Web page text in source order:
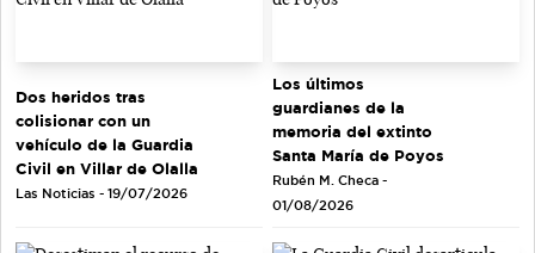
Dos heridos tras
colisionar con un
vehículo de la Guardia
Civil en Villar de Olalla
Las Noticias - 19/07/2026
Los últimos
guardianes de la
memoria del extinto
Santa María de Poyos
Rubén M. Checa -
01/08/2026